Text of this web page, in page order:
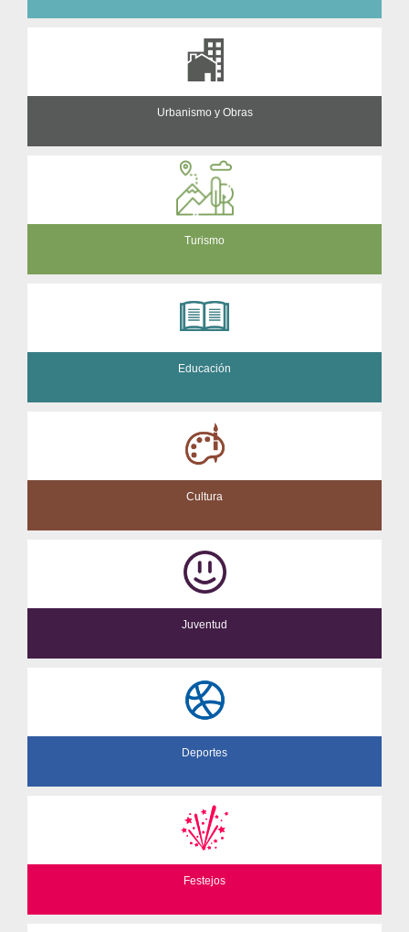
Urbanismo y Obras
Turismo
Educación
Cultura
Juventud
Deportes
Festejos